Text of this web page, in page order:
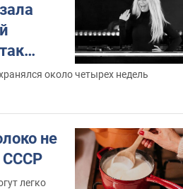
около четырех недель
не
СССР
легко